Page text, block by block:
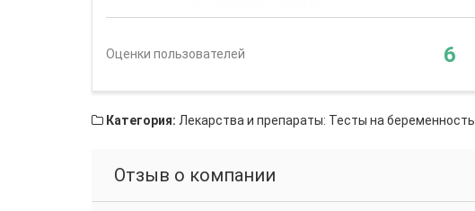
Оценки пользователей 6
Категория: Лекарства и препараты: Тесты на беременность
Отзыв о компании